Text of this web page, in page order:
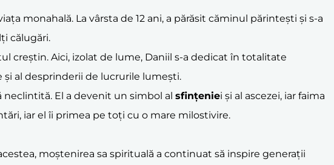
monahală. La vârsta de 12 ani, a părăsit căminul părintești și s-a
călugări.
creștin. Aici, izolat de lume, Daniil s-a dedicat în totalitate
al desprinderii de lucrurile lumești.
El a devenit un simbol al sfințeniei și al ascezei, iar faima
iar el îi primea pe toți cu o mare milostivire.
moștenirea sa spirituală a continuat să inspire generații